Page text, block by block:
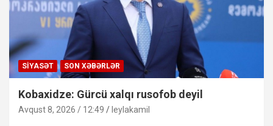
SIYASƏT SON XƏBƏRLƏR
Kobaxidze: Gürcü xalqı rusofob deyil
Avqust 8, 2026 / 12:49 leylakamil